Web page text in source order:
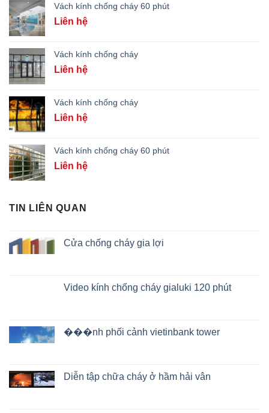
Vách kính chống cháy 60 phút
Liên hệ
Vách kính chống cháy
Liên hệ
Vách kính chống cháy
Liên hệ
Vách kính chống cháy 60 phút
Liên hệ
TIN LIÊN QUAN
Cửa chống cháy gia lợi
Video kính chống cháy gialuki 120 phút
���nh phối cảnh vietinbank tower
Diễn tập chữa cháy ở hầm hải vân